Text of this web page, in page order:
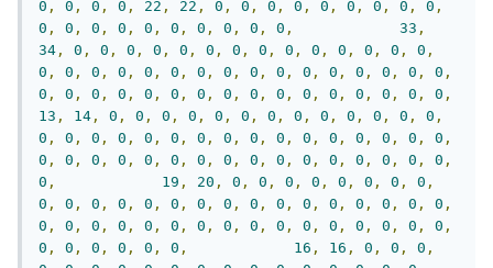
0 , 0 , 0 , 0 , 22 , 22 , 0 , 0 , 0 , 0 , 0 , 0 , 0 , 0 , 0 ,
0 , 0 , 0 , 0 , 0 , 0 , 0 , 0 , 0 , 0 , 33 ,
34 , 0 , 0 , 0 , 0 , 0 , 0 , 0 , 0 , 0 , 0 , 0 , 0 , 0 , 0 ,
0 , 0 , 0 , 0 , 0 , 0 , 0 , 0 , 0 , 0 , 0 , 0 , 0 , 0 , 0 , 0 ,
0 , 0 , 0 , 0 , 0 , 0 , 0 , 0 , 0 , 0 , 0 , 0 , 0 , 0 , 0 , 0 ,
13 , 14 , 0 , 0 , 0 , 0 , 0 , 0 , 0 , 0 , 0 , 0 , 0 , 0 , 0 ,
0 , 0 , 0 , 0 , 0 , 0 , 0 , 0 , 0 , 0 , 0 , 0 , 0 , 0 , 0 , 0 ,
0 , 0 , 0 , 0 , 0 , 0 , 0 , 0 , 0 , 0 , 0 , 0 , 0 , 0 , 0 , 0 ,
0 , 19 , 20 , 0 , 0 , 0 , 0 , 0 , 0 , 0 , 0 ,
0 , 0 , 0 , 0 , 0 , 0 , 0 , 0 , 0 , 0 , 0 , 0 , 0 , 0 , 0 , 0 ,
0 , 0 , 0 , 0 , 0 , 0 , 0 , 0 , 0 , 0 , 0 , 0 , 0 , 0 , 0 , 0 ,
0 , 0 , 0 , 0 , 0 , 0 , 16 , 16 , 0 , 0 , 0 ,